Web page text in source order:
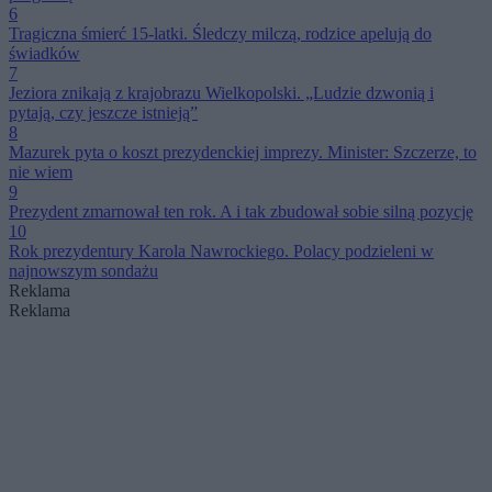
6
Tragiczna śmierć 15-latki. Śledczy milczą, rodzice apelują do
świadków
7
Jeziora znikają z krajobrazu Wielkopolski. „Ludzie dzwonią i
pytają, czy jeszcze istnieją”
8
Mazurek pyta o koszt prezydenckiej imprezy. Minister: Szczerze, to
nie wiem
9
Prezydent zmarnował ten rok. A i tak zbudował sobie silną pozycję
10
Rok prezydentury Karola Nawrockiego. Polacy podzieleni w
najnowszym sondażu
Reklama
Reklama